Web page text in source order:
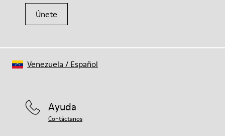
Únete
Ayuda
Contáctanos
Venezuela / Español